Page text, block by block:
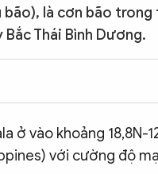
bão), là cơn bão
Thái Bình Dương.
ở vào khoảng 18,8N-
với cường độ